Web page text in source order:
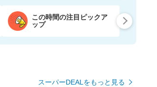
この時間の注目ピックア
ップ
スーパーDEALをもっと見る